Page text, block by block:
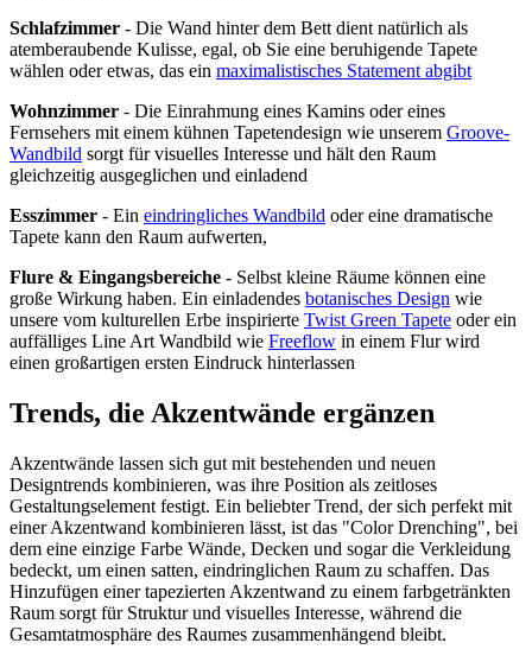
Schlafzimmer - Die Wand hinter dem Bett dient natürlich als
atemberaubende Kulisse, egal, ob Sie eine beruhigende Tapete
wählen oder etwas, das ein maximalistisches Statement abgibt
Wohnzimmer - Die Einrahmung eines Kamins oder eines
Fernsehers mit einem kühnen Tapetendesign wie unserem Groove-
Wandbild sorgt für visuelles Interesse und hält den Raum
gleichzeitig ausgeglichen und einladend
Esszimmer - Ein eindringliches Wandbild oder eine dramatische
Tapete kann den Raum aufwerten,
Flure & Eingangsbereiche - Selbst kleine Räume können eine
große Wirkung haben. Ein einladendes botanisches Design wie
unsere vom kulturellen Erbe inspirierte Twist Green Tapete oder ein
auffälliges Line Art Wandbild wie Freeflow in einem Flur wird
einen großartigen ersten Eindruck hinterlassen
Trends, die Akzentwände ergänzen
Akzentwände lassen sich gut mit bestehenden und neuen
Designtrends kombinieren, was ihre Position als zeitloses
Gestaltungselement festigt. Ein beliebter Trend, der sich perfekt mit
einer Akzentwand kombinieren lässt, ist das "Color Drenching", bei
dem eine einzige Farbe Wände, Decken und sogar die Verkleidung
bedeckt, um einen satten, eindringlichen Raum zu schaffen. Das
Hinzufügen einer tapezierten Akzentwand zu einem farbgetränkten
Raum sorgt für Struktur und visuelles Interesse, während die
Gesamtatmosphäre des Raumes zusammenhängend bleibt.